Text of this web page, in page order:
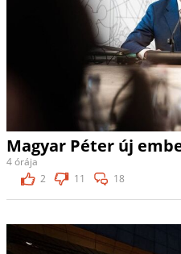
Magyar Péter új
4 órája
2
11 18